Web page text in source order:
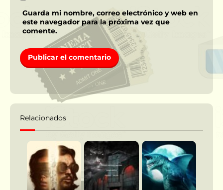
Guarda mi nombre, correo electrónico y web en
este navegador para la próxima vez que
comente.
Relacionados